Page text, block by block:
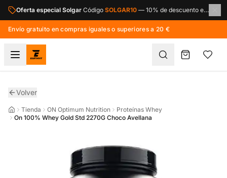
Saltar al contenido principal
Oferta especial Solgar Código SOLGAR10 — 10% de descuento en toda la marca Solgar.
Envío gratuito en compras iguales o superiores a 20 €
Volver
Tienda ON Optimum Nutrition
Proteínas Whey
On 100% Whey Gold Std 2270G Choco Avellana